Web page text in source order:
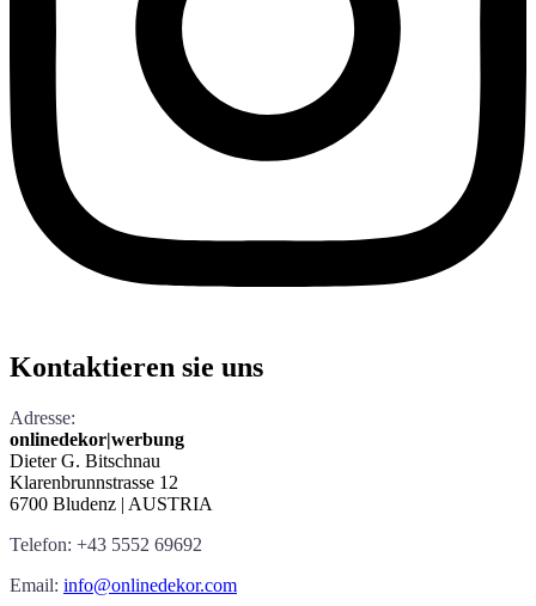
Kontaktieren sie uns
Adresse:
onlinedekor|werbung
Dieter G. Bitschnau
Klarenbrunnstrasse 12
6700 Bludenz | AUSTRIA
Telefon: +43 5552 69692
Email: info@onlinedekor.com